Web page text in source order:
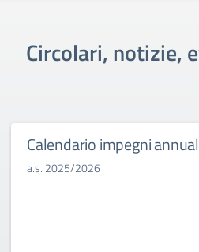
Circolari, notizie,
Calendario impegni
a.s. 2025/2026